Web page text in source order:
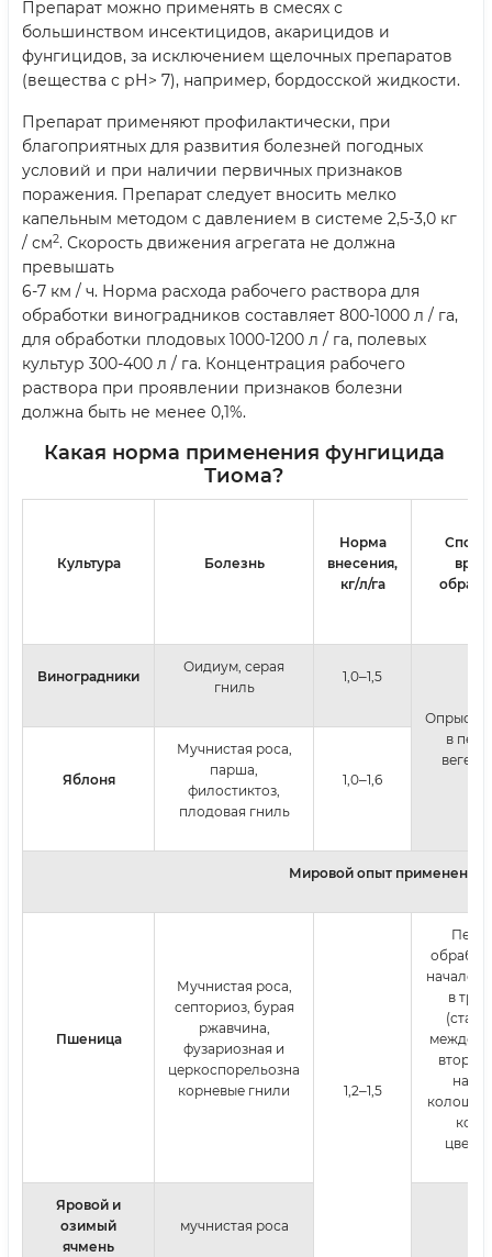
Препарат можно применять в смесях с
большинством инсектицидов, акарицидов и
фунгицидов, за исключением щелочных препаратов
(вещества с рН> 7), например, бордосской жидкости.
Препарат применяют профилактически, при
благоприятных для развития болезней погодных
условий и при наличии первичных признаков
поражения. Препарат следует вносить мелко
капельным методом с давлением в системе 2,5-3,0 кг
/ см2. Скорость движения агрегата не должна
превышать
6-7 км / ч. Норма расхода рабочего раствора для
обработки виноградников составляет 800-1000 л / га,
для обработки плодовых 1000-1200 л / га, полевых
культур 300-400 л / га. Концентрация рабочего
раствора при проявлении признаков болезни
должна быть не менее 0,1%.
Какая норма применения фунгицида
Тиома?
Культура Болезнь
Норма
внесения,
кг/л/га
Виноградники
Оидиум, серая
гниль
1,0‒1,5
в
Яблоня
Мучнистая роса,
парша,
филостиктоз,
плодовая гниль
1,0‒1,6
Мировой опыт применения
Пшеница
Мучнистая роса,
септориоз, бурая
ржавчина,
фузариозная и
церкоспорельозна
корневые гнили
1,2‒1,5
начале
в
второй
Яровой и
озимый
ячмень
мучнистая роса